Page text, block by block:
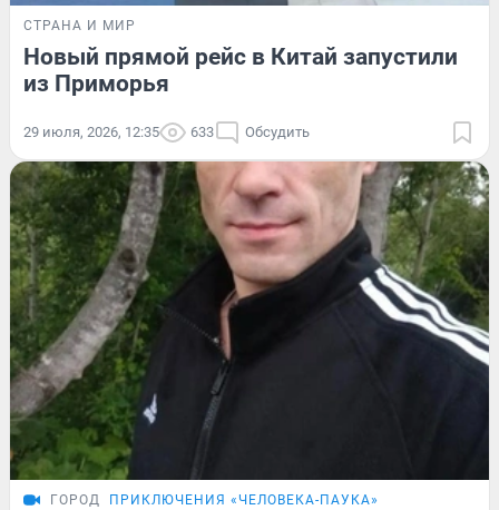
СТРАНА И МИР
Новый прямой рейс в Китай запустили
из Приморья
29 июля, 2026, 12:35 633 Обсудить
ГОРОД ПРИКЛЮЧЕНИЯ «ЧЕЛОВЕКА-ПАУКА»